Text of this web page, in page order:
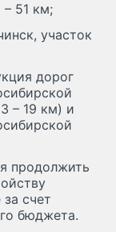
– 51 км;
участок
дорог
– 19 км) и
продолжить
счет
бюджета.